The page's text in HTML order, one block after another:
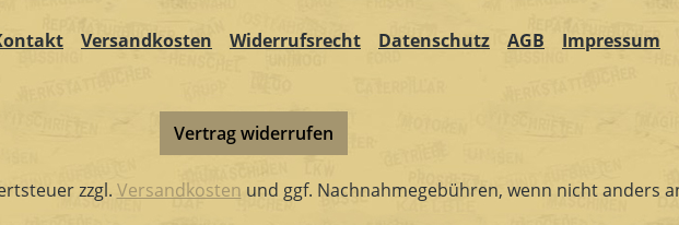
Versandkosten Widerrufsrecht Datenschutz AGB Impressum
Vertrag widerrufen
zzgl. Versandkosten und ggf. Nachnahmegebühren, wenn nicht anders